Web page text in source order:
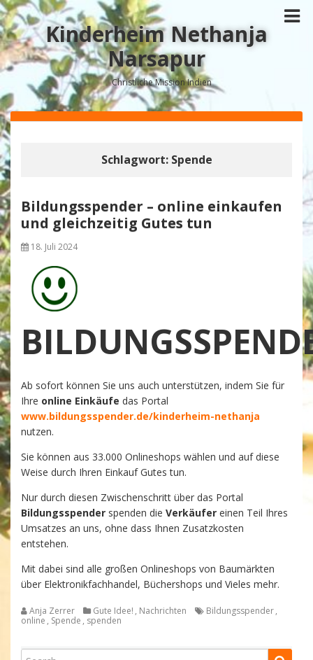
Kinderheim Nethanja
Narsapur
Christliche Mission Indien
Schlagwort: Spende
Bildungsspender – online einkaufen
und gleichzeitig Gutes tun
18. Juli 2024
Ab sofort können Sie uns auch unterstützen, indem Sie für
Ihre online Einkäufe das Portal
www.bildungsspender.de/kinderheim-nethanja
nutzen.
Sie können aus 33.000 Onlineshops wählen und auf diese
Weise durch Ihren Einkauf Gutes tun.
Nur durch diesen Zwischenschritt über das Portal
Bildungsspender spenden die Verkäufer einen Teil Ihres
Umsatzes an uns, ohne dass Ihnen Zusatzkosten
entstehen.
Mit dabei sind alle großen Onlineshops von Baumärkten
über Elektronikfachhandel, Büchershops und Vieles mehr.
Anja Zerrer Gute Idee! , Nachrichten Bildungsspender,
online , Spende , spenden